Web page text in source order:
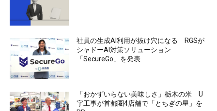
社員の生成AI利用が抜け穴になる RGSが
シャドーAI対策ソリューション
「SecureGo」を発表
「おかずいらない美味しさ」栃木の米 U
字工事が首都圏4店舗で「とちぎの星」を